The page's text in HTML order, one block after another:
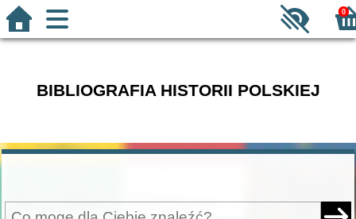
0
BIBLIOGRAFIA HISTORII POLSKIEJ